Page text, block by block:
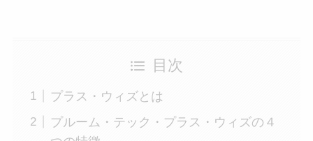
目次
プラス・ウィズとは
プルーム・テック・プラス・ウィズの４